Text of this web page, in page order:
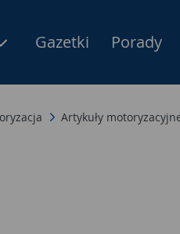
Gazetki Porady
Artykuły